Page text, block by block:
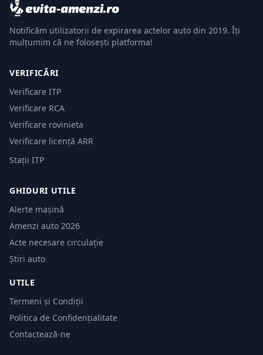
Notificăm utilizatorii de expirarea actelor auto din 2019. Îți
mulțumim că ne folosești platforma!
VERIFICĂRI
Verificare ITP
Verificare RCA
Verificare rovinieta
Verificare licență ARR
Stații ITP
GHIDURI UTILE
Alerte mașină
Amenzi auto 2026
Acte necesare circulație
Știri auto
UTILE
Termeni și Condiții
Politica de Confidențialitate
Contactează-ne